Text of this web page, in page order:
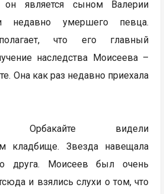
он является сыном Валерии
недавно умершего певца.
что его главный
наследства Моисеева –
Она как раз недавно приехала
Орбакайте видели
кладбище. Звезда навещала
друга. Моисеев был очень
и взялись слухи о том, что